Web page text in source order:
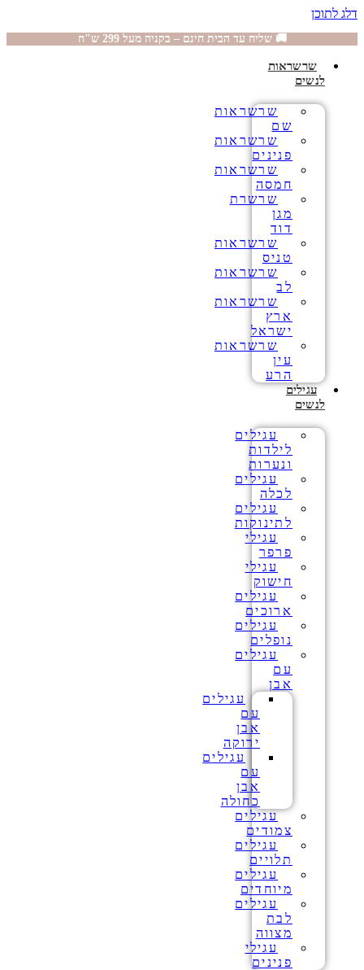
דלג לתוכן
🚚 שליח עד הבית חינם – בקניה מעל 299 ש"ח
שרשראות
לנשים
שרשראות
שם
שרשראות
פנינים
שרשראות
חמסה
שרשרת
מגן
דוד
שרשראות
טניס
שרשראות
לב
שרשראות
ארץ
ישראל
שרשראות
עין
הרע
עגילים
לנשים
עגילים
לילדות
ונערות
עגילים
לכלה
עגילים
לתינוקות
עגילי
פרפר
עגילי
חישוק
עגילים
ארוכים
עגילים
נופלים
עגילים
עם
אבן
עגילים
עם
אבן
ירוקה
עגילים
עם
אבן
כחולה
עגילים
צמודים
עגילים
תלויים
עגילים
מיוחדים
עגילים
לבת
מצווה
עגילי
פנינים